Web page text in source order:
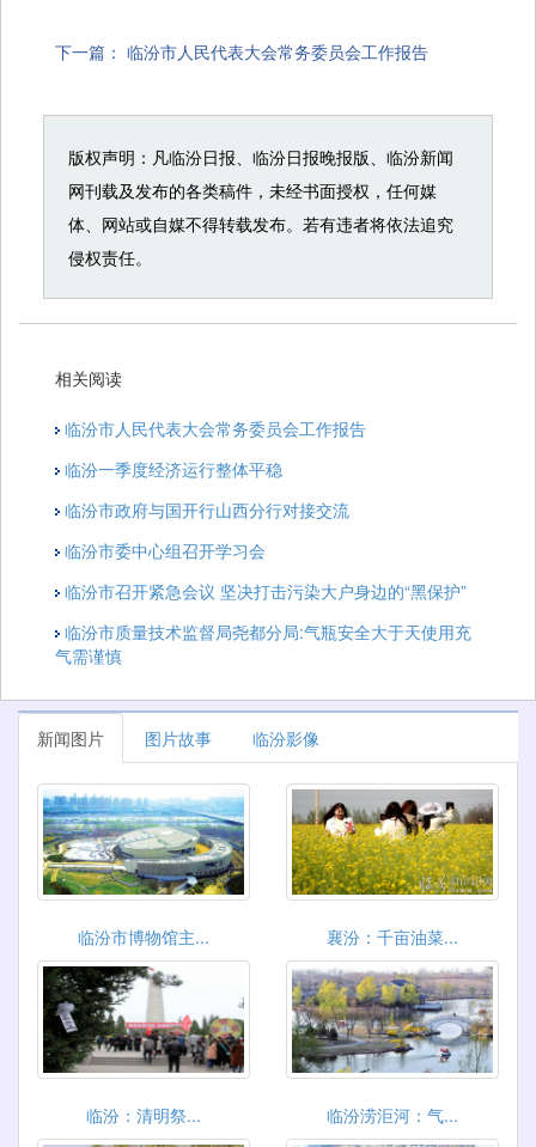
下一篇： 临汾市人民代表大会常务委员会工作报告
版权声明：凡临汾日报、临汾日报晚报版、临汾新闻
网刊载及发布的各类稿件，未经书面授权，任何媒
体、网站或自媒不得转载发布。若有违者将依法追究
侵权责任。
相关阅读
临汾市人民代表大会常务委员会工作报告
临汾一季度经济运行整体平稳
临汾市政府与国开行山西分行对接交流
临汾市委中心组召开学习会
临汾市召开紧急会议 坚决打击污染大户身边的“黑保护”
临汾市质量技术监督局尧都分局:气瓶安全大于天使用充
气需谨慎
新闻图片 图片故事 临汾影像
临汾市博物馆主... 襄汾：千亩油菜...
临汾：​清明祭... 临汾涝洰河：气...